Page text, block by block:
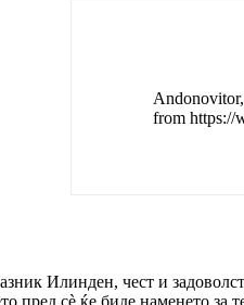
from https://
Илинден, чест и
сѐ ќе биде наменето за